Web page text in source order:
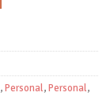
,Personal,Personal,